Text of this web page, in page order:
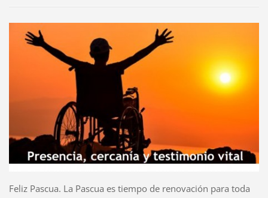
Feliz Pascua. La Pascua es tiempo de renovación para toda